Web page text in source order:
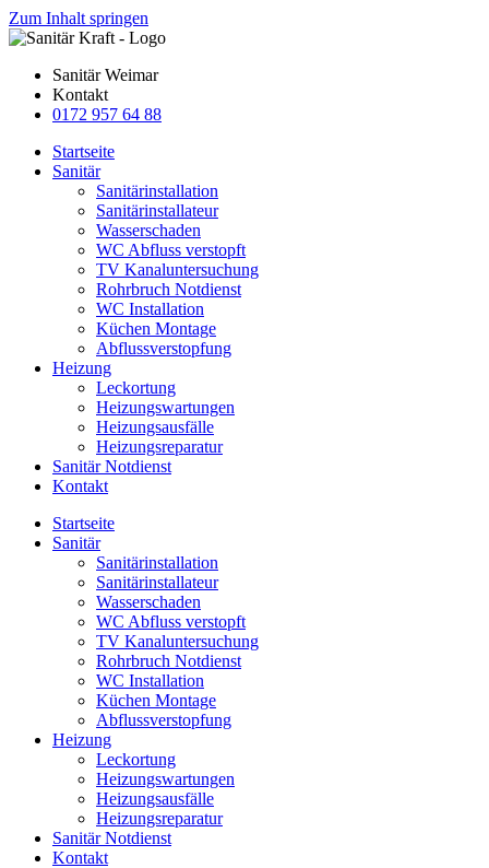
Zum Inhalt springen
Sanitär Weimar
Kontakt
0172 957 64 88
Startseite
Sanitär
Sanitärinstallation
Sanitärinstallateur
Wasserschaden
WC Abfluss verstopft
TV Kanaluntersuchung
Rohrbruch Notdienst
WC Installation
Küchen Montage
Abflussverstopfung
Heizung
Leckortung
Heizungswartungen
Heizungsausfälle
Heizungsreparatur
Sanitär Notdienst
Kontakt
Startseite
Sanitär
Sanitärinstallation
Sanitärinstallateur
Wasserschaden
WC Abfluss verstopft
TV Kanaluntersuchung
Rohrbruch Notdienst
WC Installation
Küchen Montage
Abflussverstopfung
Heizung
Leckortung
Heizungswartungen
Heizungsausfälle
Heizungsreparatur
Sanitär Notdienst
Kontakt